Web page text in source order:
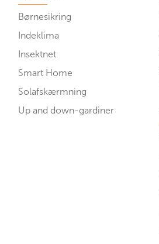
Børnesikring
Indeklima
Insektnet
Smart Home
Solafskærmning
Up and down-gardiner